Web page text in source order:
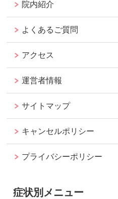
院内紹介
よくあるご質問
アクセス
運営者情報
サイトマップ
キャンセルポリシー
プライバシーポリシー
症状別メニュー